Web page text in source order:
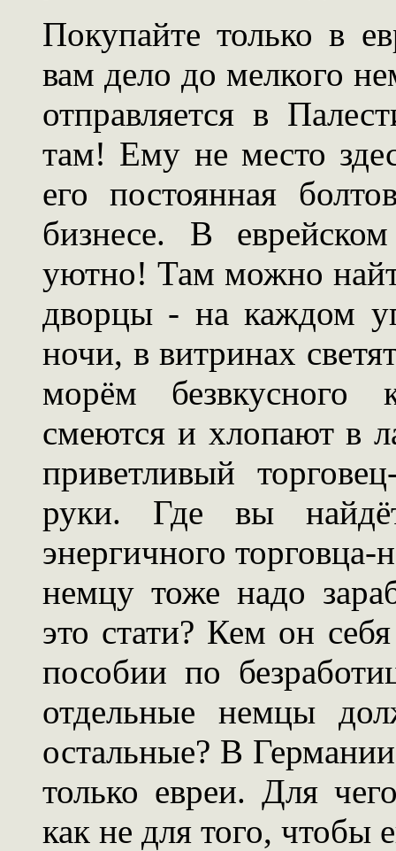
Покупайте только в
вам дело до мелкого
отправляется в
там! Ему не место
его постоянная
бизнесе. В
уютно! Там можно
дворцы - на каждом
ночи, в витринах
морём
смеются и хлопают в
приветливый
руки. Где вы
энергичного торговца-
немцу тоже надо
это стати? Кем он
пособии по
отдельные немцы
остальные? В
только евреи. Для
как не для того,